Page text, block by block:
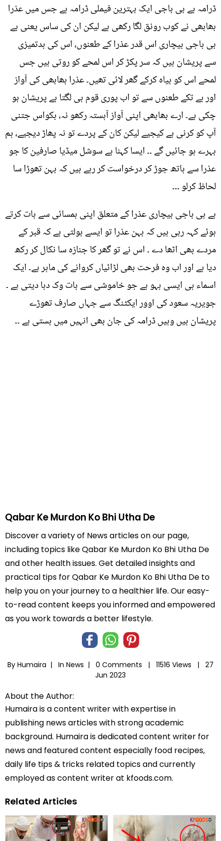
ڈرامہ بے بی باجی ایک بہترین فیملی ڈرامہ ہے جس میں عذرا
بھابھی نے کوب رونق لگا رکھی ہے لیکن ان کی ساس یعنی بے
بی باجی بیچاری اس قدر عذرا کے طعنوں، اس کی بدتمیزی
سے پریشان ہیں کہ سر پکڑ کر اس لمحے کو روتی ہیں جس
لمحے اس کو بیاہ کرکے گھر لائی تھیں۔ عذرا بھابھی کی آواز
اور بے تکے طعنوں سے تو اب پوری قوم ہی لگتا ہے پریشان ہو
چکی ہے۔ ارے بھابھی اپنی آواز آہستہ رکھو نہ، بکواس جتنی
آپ کو کرنی ہے کیجیے لیکن کان کے پردے تو نہ پھاڑ دیجیے، ہم
بہرے ہو جائیں گے ۔۔ ایسا کہنا ہے سوشل میڈیا صارفین کا جو
عذرا سے ہاتھ جوڑ کر درخواست کر رہے ہیں کہ بہن تھوڑا سا
لحاظ کرلو ۔۔۔
بے بی باجی بیچاری عذرا کے متعلق اپنی ہمسائی سے بات کرتے
ہوئے کہہ رہی ہیں کہ بہن عذرا تو ایسے بولتی ہے کہ قبر کے
مردے بھی اٹھا دے ۔ اس نے تو گھر کا جنازہ سا نکال کر رکھ
دیا ہے اور اب وہ فرحت بھی لڑائیاں کروانے کی ماہر ہے۔ ایک
اسماء ہی ایسی بہو ہے جو خاموشی سے بات وک دبا دیتی ہے ۔
جویریہ سعود کی اوور ایکٹنگ سے جہاں صارف تھوڑے
پریشان ہیں وہیں ڈرامہ کی جان بھی انہیں میں بستی ہے ۔۔
Qabar Ke Murdon Ko Bhi Utha De
Discover a variety of News articles on our page,
including topics like Qabar Ke Murdon Ko Bhi Utha De
and other health issues. Get detailed insights and
practical tips for Qabar Ke Murdon Ko Bhi Utha De to
help you on your journey to a healthier life. Our easy-
to-read content keeps you informed and empowered
as you work towards a better lifestyle.
By Humaira | In News | 0 Comments | 11516 Views |
27
Jun 2023
About the Author:
Humaira is a content writer with expertise in
publishing news articles with strong academic
background. Humaira is dedicated content writer for
news and featured content especially food recipes,
daily life tips & tricks related topics and currently
employed as content writer at kfoods.com.
Related Articles